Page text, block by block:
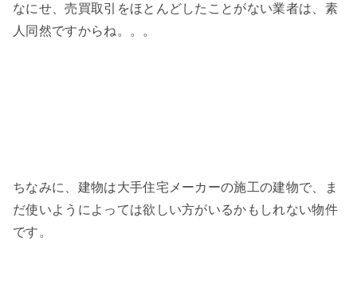
なにせ、売買取引をほとんどしたことがない業者は、素
人同然ですからね。。。
ちなみに、建物は大手住宅メーカーの施工の建物で、ま
だ使いようによっては欲しい方がいるかもしれない物件
です。